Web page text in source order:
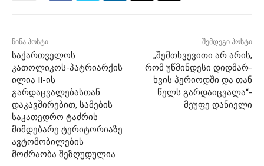
წინა პოსტი
საქართველოს
კათოლიკოს-პატრიარქის
ილია II-ის
გარდაცვალებასთან
დაკავშირებით, სამების
საკათედრო ტაძრის
მიმდებარე ტერიტორიაზე
ავტომობილების
მოძრაობა შეზღუდულია
შემდეგი პოსტი
„შემ­თხვე­ვი­თი არ არის,
რომ უწ­მინ­დე­სი დიდ­მარ­
ხვის პე­რი­ოდ­ში და თან
წელს გარ­და­იც­ვა­ლა“-
მეუფე დანიელი